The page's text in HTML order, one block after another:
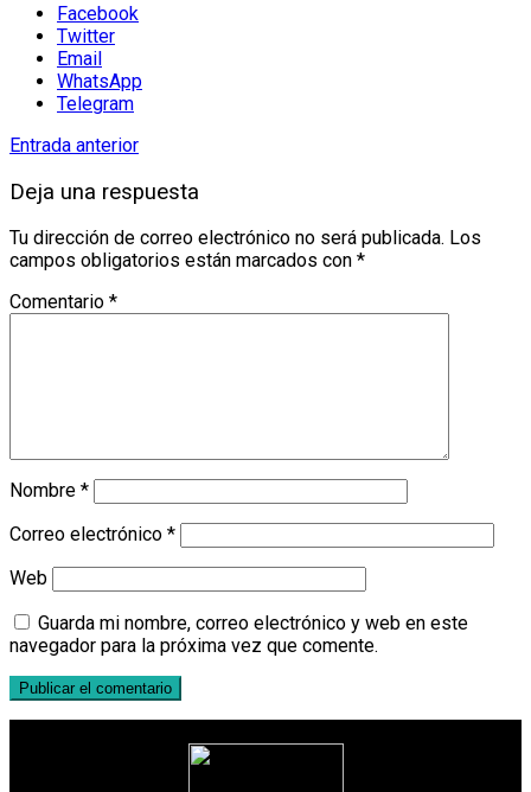
Facebook
Twitter
Email
WhatsApp
Telegram
Entrada anterior
Deja una respuesta
Tu dirección de correo electrónico no será publicada. Los
campos obligatorios están marcados con *
Comentario *
Nombre *
Correo electrónico *
Web
Guarda mi nombre, correo electrónico y web en este
navegador para la próxima vez que comente.